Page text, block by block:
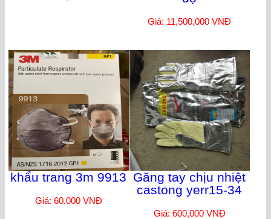
Giá: 11,500,000 VNĐ
khẩu trang 3m 9913
Giá: 60,000 VNĐ
Găng tay chịu nhiệt
castong yerr15-34
Giá: 600,000 VNĐ